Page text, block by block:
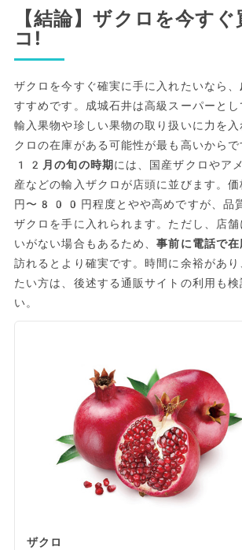
【結論】ザクロを今す
コ!
ザクロを今すぐ確実に手に入れたいなら、
すすめです。成城石井は高級スーパーとし
輸入果物や珍しい果物の取り扱いに力を
クロの在庫がある可能性が最も高いからで
12月の旬の時期 には、国産ザクロやア
産などの輸入ザクロが店頭に並びます
円〜800円程度とやや高めですが、品
ザクロを手に入れられます。ただし、店
いがない場合もあるため、事前に電話で在
訪れるとより確実です。時間に余裕があ
たい方は、後述する通販サイトの利用も検
い。
ザクロ